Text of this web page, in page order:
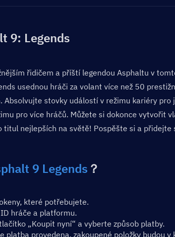
9: Legends
řidičem a příští legendou Asphaltu v
usednou hráči za volant více než 50
Absolvujte stovky událostí v režimu kariéry
pro více hráčů. Můžete si dokonce vytvořit
titul nejlepších na světě! Pospěšte si a přidejte
9 Legends ？
které potřebujete.
hráče a platformu.
„Koupit nyní“ a vyberte způsob platby.
platba provedena, zakoupené položky budou